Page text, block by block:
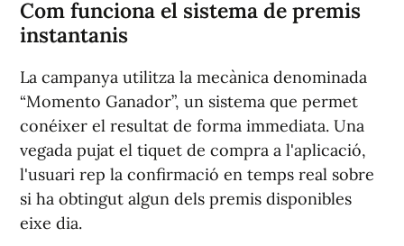
Com funciona el sistema de premis
instantanis
La campanya utilitza la mecànica denominada
“Momento Ganador”, un sistema que permet
conéixer el resultat de forma immediata. Una
vegada pujat el tiquet de compra a l'aplicació,
l'usuari rep la confirmació en temps real sobre
si ha obtingut algun dels premis disponibles
eixe dia.